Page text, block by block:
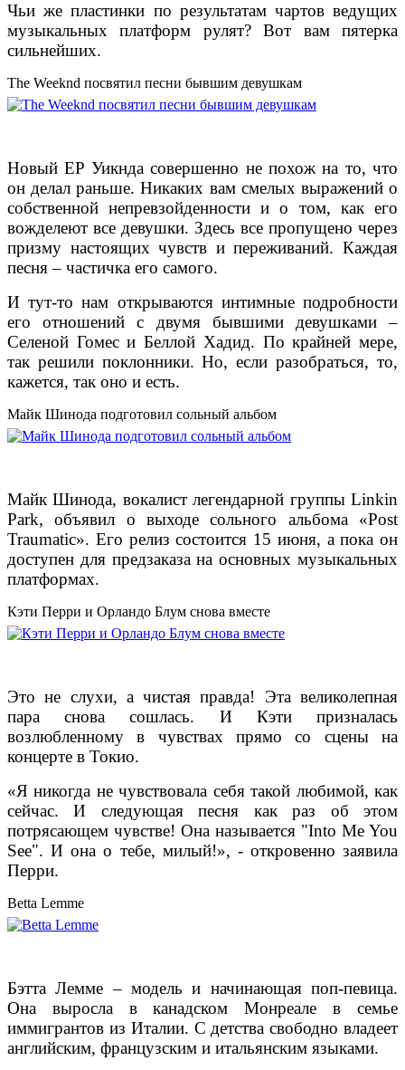
Чьи же пластинки по результатам чартов ведущих
музыкальных платформ рулят? Вот вам пятерка
сильнейших.
The Weeknd посвятил песни бывшим девушкам
Новый EP Уикнда совершенно не похож на то, что
он делал раньше. Никаких вам смелых выражений о
собственной непревзойденности и о том, как его
вожделеют все девушки. Здесь все пропущено через
призму настоящих чувств и переживаний. Каждая
песня – частичка его самого.
И тут-то нам открываются интимные подробности
его отношений с двумя бывшими девушками –
Селеной Гомес и Беллой Хадид. По крайней мере,
так решили поклонники. Но, если разобраться, то,
кажется, так оно и есть.
Майк Шинода подготовил сольный альбом
Майк Шинода, вокалист легендарной группы Linkin
Park, объявил о выходе сольного альбома «Post
Traumatic». Его релиз состоится 15 июня, а пока он
доступен для предзаказа на основных музыкальных
платформах.
Кэти Перри и Орландо Блум снова вместе
Это не слухи, а чистая правда! Эта великолепная
пара снова сошлась. И Кэти призналась
возлюбленному в чувствах прямо со сцены на
концерте в Токио.
«Я никогда не чувствовала себя такой любимой, как
сейчас. И следующая песня как раз об этом
потрясающем чувстве! Она называется "Into Me You
See". И она о тебе, милый!», - откровенно заявила
Перри.
Betta Lemme
Бэтта Лемме – модель и начинающая поп-певица.
Она выросла в канадском Монреале в семье
иммигрантов из Италии. С детства свободно владеет
английским, французским и итальянским языками.